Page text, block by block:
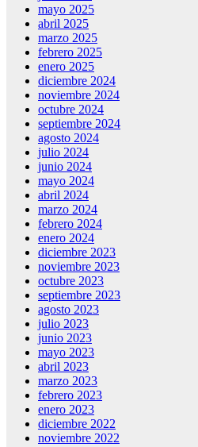
mayo 2025
abril 2025
marzo 2025
febrero 2025
enero 2025
diciembre 2024
noviembre 2024
octubre 2024
septiembre 2024
agosto 2024
julio 2024
junio 2024
mayo 2024
abril 2024
marzo 2024
febrero 2024
enero 2024
diciembre 2023
noviembre 2023
octubre 2023
septiembre 2023
agosto 2023
julio 2023
junio 2023
mayo 2023
abril 2023
marzo 2023
febrero 2023
enero 2023
diciembre 2022
noviembre 2022